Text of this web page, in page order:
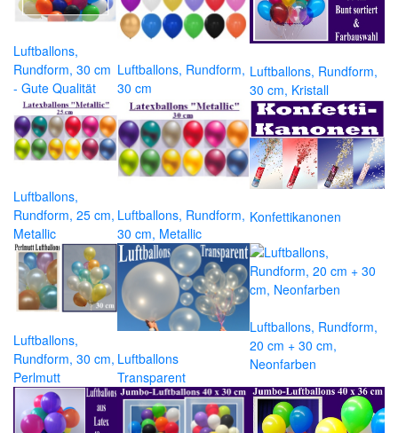
Luftballons,
Rundform, 30 cm
- Gute Qualität
Luftballons, Rundform,
30 cm
Luftballons, Rundform,
30 cm, Kristall
Luftballons,
Rundform, 25 cm,
Metallic
Luftballons, Rundform,
30 cm, Metallic
Konfettikanonen
Luftballons,
Rundform, 30 cm,
Perlmutt
Luftballons
Transparent
Luftballons, Rundform,
20 cm + 30 cm,
Neonfarben